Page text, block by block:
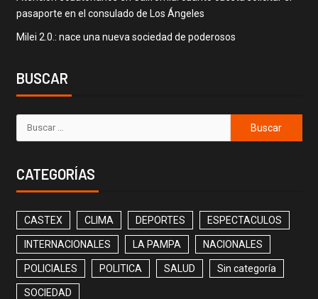
pasaporte en el consulado de Los Ángeles
Milei 2.0.: nace una nueva sociedad de poderosos
BUSCAR
CATEGORÍAS
CASTEX CLIMA DEPORTES ESPECTACULOS
INTERNACIONALES LA PAMPA NACIONALES
POLICIALES POLITICA SALUD Sin categoría
SOCIEDAD